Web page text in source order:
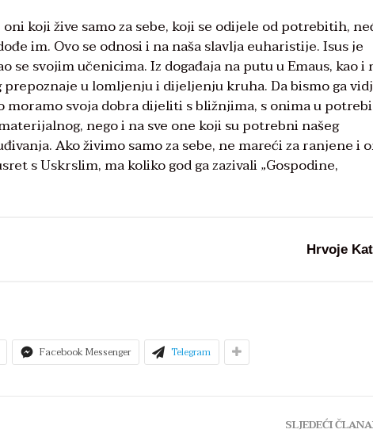
koji žive samo za sebe, koji se odijele od potrebitih,
im. Ovo se odnosi i na naša slavlja euharistije. Isus je
svojim učenicima. Iz događaja na putu u Emaus, kao i
u lomljenju i dijeljenju kruha. Da bismo ga
moramo svoja dobra dijeliti s bližnjima, s onima u
nego i na sve one koji su potrebni našeg
Ako živimo samo za sebe, ne mareći za ranjene i
s Uskrslim, ma koliko god ga zazivali „Gospodine,
Hrvoje
Facebook Messenger Telegram
SLJEDEĆI